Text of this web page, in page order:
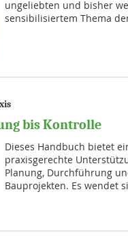
ungeliebten und bisher
sensibilisiertem Thema
bis Kontrolle
Dieses Handbuch bietet
praxisgerechte
Planung, Durchführung
Bauprojekten. Es wendet